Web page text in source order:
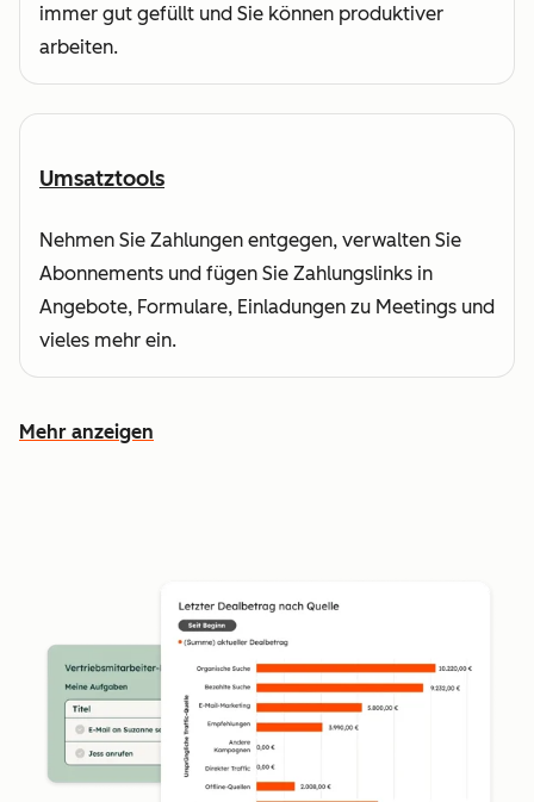
immer gut gefüllt und Sie können produktiver
arbeiten.
Umsatztools
Nehmen Sie Zahlungen entgegen, verwalten Sie
Abonnements und fügen Sie Zahlungslinks in
Angebote, Formulare, Einladungen zu Meetings und
vieles mehr ein.
Mehr anzeigen
Weitere Funktionen ansehen